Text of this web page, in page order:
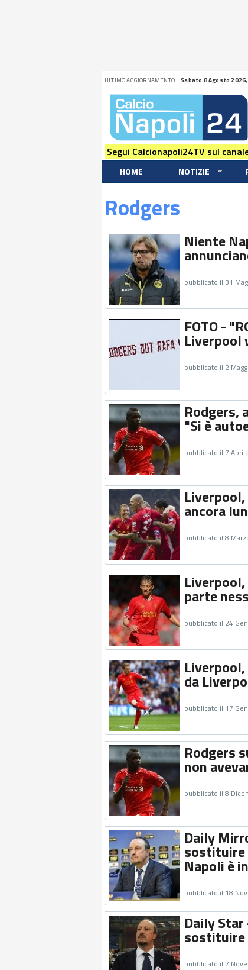
ULTIMO AGGIORNAMENTO: Sabato 8 Agosto
Segui Calcionapoli24TV sul
HOME NOTIZIE
Rodgers
Niente
pubblicato il 31
FOTO -
Liverpool
pubblicato il 2
Rodgers,
"Si è
pubblicato il 7
ancora
pubblicato il 8
parte
pubblicato il 24
da
pubblicato il 17
Rodgers
non
pubblicato il 8
Daily
sostituire
Napoli è
pubblicato il 18
Daily
sostituire
pubblicato il 7